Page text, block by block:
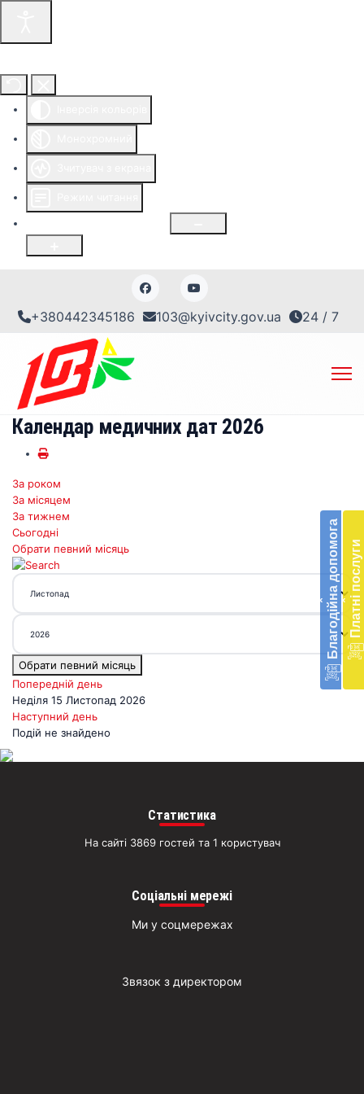
+380442345186 103@kyivcity.gov.ua 24 / 7
‹ Благодійна допомогав
‹ Платні послуги
Календар медичних дат 2026
За роком
За місяцем
За тижнем
Сьогодні
Обрати певний місяць
Обрати певний місяць
Попередній день
Неділя 15 Листопад 2026
Наступний день
Подій не знайдено
Статистика
На сайті 3869 гостей та 1 користувач
Соціальні мережі
Ми у соцмережах
Звязок з директором